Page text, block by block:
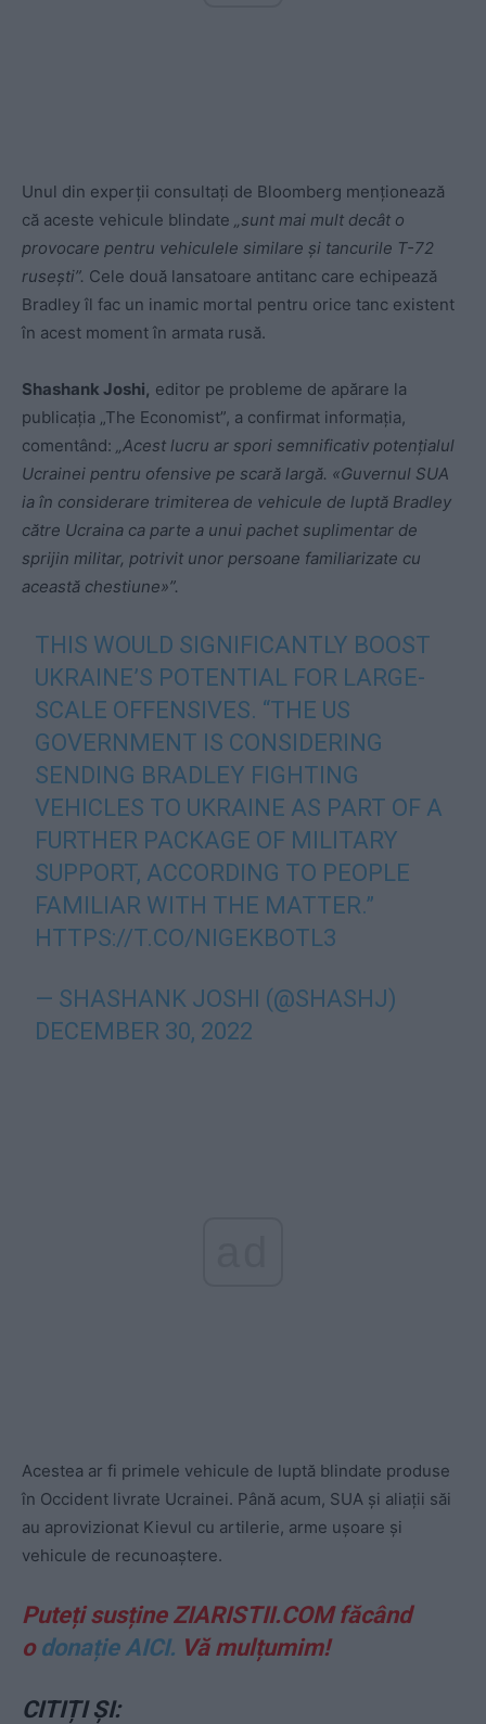
Unul din experții consultați de Bloomberg menționează
că aceste vehicule blindate „sunt mai mult decât o
provocare pentru vehiculele similare și tancurile T-72
rusești”. Cele două lansatoare antitanc care echipează
Bradley îl fac un inamic mortal pentru orice tanc existent
în acest moment în armata rusă.
Shashank Joshi, editor pe probleme de apărare la
publicația „The Economist”, a confirmat informația,
comentând: „Acest lucru ar spori semnificativ potențialul
Ucrainei pentru ofensive pe scară largă. «Guvernul SUA
ia în considerare trimiterea de vehicule de luptă Bradley
către Ucraina ca parte a unui pachet suplimentar de
sprijin militar, potrivit unor persoane familiarizate cu
această chestiune»”.
THIS WOULD SIGNIFICANTLY BOOST
UKRAINE’S POTENTIAL FOR LARGE-
SCALE OFFENSIVES. “THE US
GOVERNMENT IS CONSIDERING
SENDING BRADLEY FIGHTING
VEHICLES TO UKRAINE AS PART OF A
FURTHER PACKAGE OF MILITARY
SUPPORT, ACCORDING TO PEOPLE
FAMILIAR WITH THE MATTER.”
HTTPS://T.CO/NIGEKBOTL3
— SHASHANK JOSHI (@SHASHJ)
DECEMBER 30, 2022
Acestea ar fi primele vehicule de luptă blindate produse
în Occident livrate Ucrainei. Până acum, SUA și aliații săi
au aprovizionat Kievul cu artilerie, arme ușoare și
vehicule de recunoaștere.
Puteți susține ZIARISTII.COM făcând
o donație AICI. Vă mulțumim!
CITIȚI ȘI: